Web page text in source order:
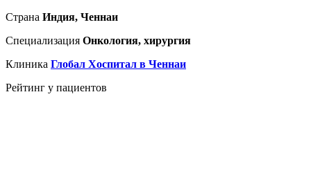
Страна Индия, Ченнаи
Специализация Онкология, хирургия
Клиника Глобал Хоспитал в Ченнаи
Рейтинг у пациентов